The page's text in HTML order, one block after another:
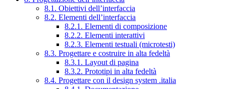
8.1. Obiettivi dell’interfaccia
8.2. Elementi dell’interfaccia
8.2.1. Elementi di composizione
8.2.2. Elementi interattivi
8.2.3. Elementi testuali (microtesti)
8.3. Progettare e costruire in alta fedeltà
8.3.1. Layout di pagina
8.3.2. Prototipi in alta fedeltà
8.4. Progettare con il design system .italia